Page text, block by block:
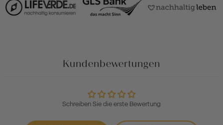
Kundenbewertungen
Schreiben Sie die erste Bewertung